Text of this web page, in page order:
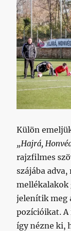
Külön
„Hajrá,
rajzfilmes
szájába
mellékalakok
jelenítik meg
pozícióikat.
így nézne ki,